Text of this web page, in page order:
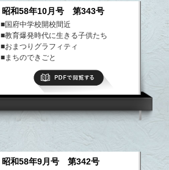
昭和58年10月号 第343号
■国府中学校開校間近
■教育爆発時代に生きる子供たち
■おまつりグラフィティ
■まちのできごと
■ふるさと散歩道
昭和58年9月号 第342号